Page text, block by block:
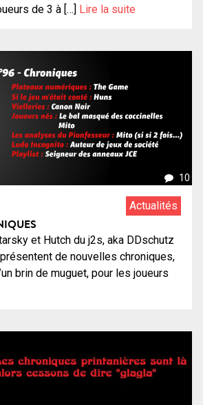
de 3 à […] Lire la suite
10
Actualités
et Hutch du j2s, aka DDschutz
de nouvelles chroniques,
brin de muguet, pour les joueurs